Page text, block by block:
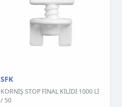
SFK
KORNİŞ STOP FİNAL KİLİDİ 1000 Lİ
/ 50